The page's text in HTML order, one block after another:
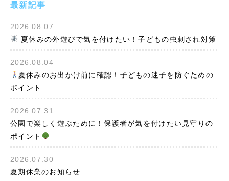
最新記事
2026.08.07
夏休みの外遊びで気を付けたい！子どもの虫刺され対策
2026.08.04
夏休みのお出かけ前に確認！子どもの迷子を防ぐための
ポイント
2026.07.31
公園で楽しく遊ぶために！保護者が気を付けたい見守りの
ポイント
2026.07.30
夏期休業のお知らせ